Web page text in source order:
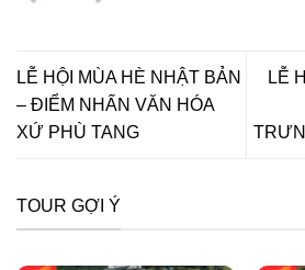
LỄ HỘI MÙA HÈ NHẬT BẢN
– ĐIỂM NHẤN VĂN HÓA
XỨ PHÙ TANG
LỄ
TOUR GỢI Ý